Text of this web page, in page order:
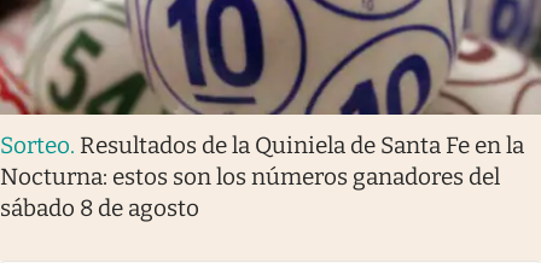
Sorteo. Resultados de la Quiniela de Santa Fe en la
Nocturna: estos son los números ganadores del
sábado 8 de agosto